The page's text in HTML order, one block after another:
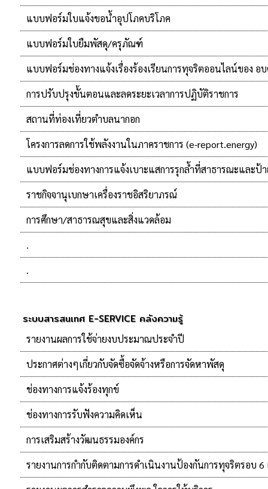
แบบฟอร์มใบแจ้งขอน้ำอุปโภคบริโภค
แบบฟอร์มใบยืมพัสดุ/ครุภัณฑ์
แบบฟอร์มช่องทางแจ้งเรื่องร้องเรียนการทุจริตออนไลน์ของ อ
การปรับปรุงขั้นตอนและลดระยะเวลาการปฏิบัติราชการ
สถานที่ท่องเที่ยวตำบลนากอก
โครงการลดการใช้พลังงานในภาคราชการ (e-report.energy)
แบบฟอร์มช่องทางการแจ้งเบาะแสการรุกล้ำที่สาธารณะและป้
ราชกิจจานุเบกษาเครื่องราชอิสริยาภรณ์
การศึกษา/สาธารณสุขและสิ่งแวดล้อม
.
.
ระบบสารสนเทศ E-SERVICE คลังความรู้
รายงานผลการใช้จ่ายงบประมาณประจำปี
ประกาศต่างๆเกี่ยวกับจัดซื้อจัดจ้างหรือการจัดหาพัสดุ
ช่องทางการแจ้งร้องทุกข์
ช่องทางการรับฟังความคิดเห็น
การเสริมสร้างวัฒนธรรมองค์กร
รายงานการกำกับติดตามการดำเนินงานป้องกันการทุจริตรอบ 6